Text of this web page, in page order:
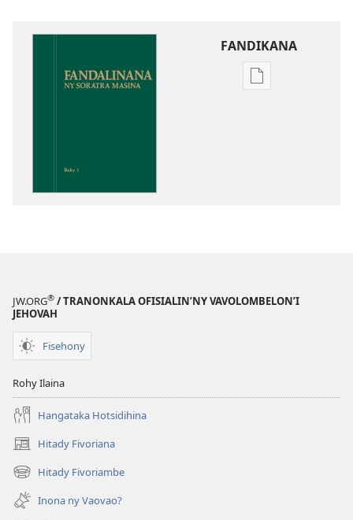
FANDIKANA
Fandikana
JW.ORG® / TRANONKALA OFISIALIN’NY VAVOLOMBELON’I
JEHOVAH
Fisehony
Rohy Ilaina
Hangataka Hotsidihina
Hitady Fivoriana
(manokatra
rohy) Hitady Fivoriambe
(manokatra
rohy) Inona ny Vaovao?